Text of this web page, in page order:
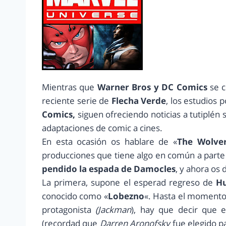
Mientras que Warner Bros y DC Comicsse
reciente serie de Flecha Verde, los estudios
Comics, siguen ofreciendo noticias a tutiplén
adaptaciones de comic a cines.
En esta ocasión os hablare de «The
producciones que tiene algo en común a
pendido la espada de Damocles, y ahora os
La primera, supone el esperad regreso de
conocido como «Lobezno«. Hasta el
protagonista (Jackman), hay que decir que
(recordad que Darren Aronofskyfue elegido